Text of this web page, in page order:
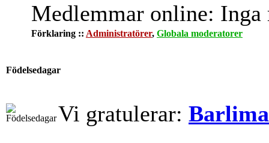
Medlemmar online: Inga
Förklaring :: Administratörer, Globala moderatorer
Födelsedagar
Vi gratulerar: